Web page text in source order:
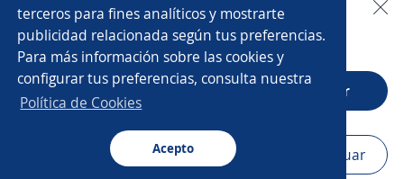
terceros para fines analíticos y mostrarte
publicidad relacionada según tus preferencias.
Para más información sobre las cookies y
configurar tus preferencias, consulta nuestra
Política de Cookies
Acepto
Operario/a de carga y descarga
Operario/a de producción Operario/a de mantenimiento
Técnico/a Operario/a de planta
Empleado/a de comercio Asistente de producción
Buscar es más fácil en la app
CT App Abrir
Navegador Continuar